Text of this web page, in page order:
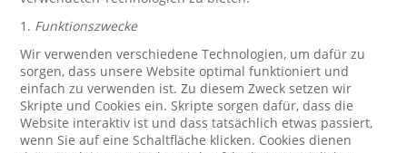
1. Funktionszwecke
Wir verwenden verschiedene Technologien, um dafür zu
sorgen, dass unsere Website optimal funktioniert und
einfach zu verwenden ist. Zu diesem Zweck setzen wir
Skripte und Cookies ein. Skripte sorgen dafür, dass die
Website interaktiv ist und dass tatsächlich etwas passiert,
wenn Sie auf eine Schaltfläche klicken. Cookies dienen